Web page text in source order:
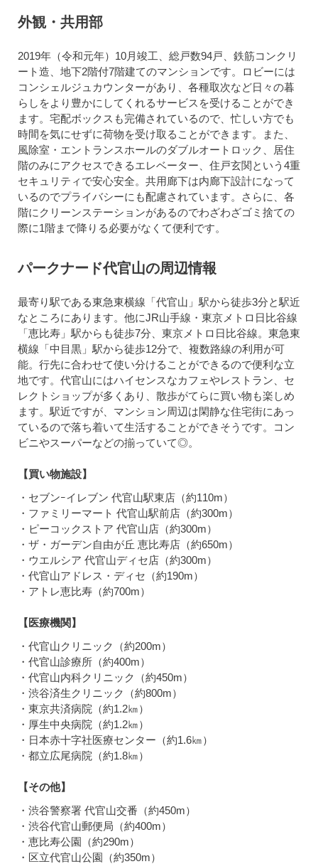
外観・共用部
2019年（令和元年）10月竣工、総戸数94戸、鉄筋コンクリ
ート造、地下2階付7階建てのマンションです。ロビーには
コンシェルジュカウンターがあり、各種取次など日々の暮
らしをより豊かにしてくれるサービスを受けることができ
ます。宅配ボックスも完備されているので、忙しい方でも
時間を気にせずに荷物を受け取ることができます。また、
風除室・エントランスホールのダブルオートロック、居住
階のみにアクセスできるエレベーター、住戸玄関という4重
セキュリティで安心安全。共用廊下は内廊下設計になって
いるのでプライバシーにも配慮されています。さらに、各
階にクリーンステーションがあるのでわざわざゴミ捨ての
際に1階まで降りる必要がなくて便利です。
パークナード代官山の周辺情報
最寄り駅である東急東横線「代官山」駅から徒歩3分と駅近
なところにあります。他にJR山手線・東京メトロ日比谷線
「恵比寿」駅からも徒歩7分、東京メトロ日比谷線。東急東
横線「中目黒」駅から徒歩12分で、複数路線の利用が可
能。行先に合わせて使い分けることができるので便利な立
地です。代官山にはハイセンスなカフェやレストラン、セ
レクトショップが多くあり、散歩がてらに買い物も楽しめ
ます。駅近ですが、マンション周辺は閑静な住宅街にあっ
ているので落ち着いて生活することができそうです。コン
ビニやスーパーなどの揃っていて◎。
【買い物施設】
・セブンｰイレブン 代官山駅東店（約110m）
・ファミリーマート 代官山駅前店（約300m）
・ピーコックストア 代官山店（約300m）
・ザ・ガーデン自由が丘 恵比寿店（約650m）
・ウエルシア 代官山ディセ店（約300m）
・代官山アドレス・ディセ（約190m）
・アトレ恵比寿（約700m）
【医療機関】
・代官山クリニック（約200m）
・代官山診療所（約400m）
・代官山内科クリニック（約450m）
・渋谷済生クリニック（約800m）
・東京共済病院（約1.2㎞）
・厚生中央病院（約1.2㎞）
・日本赤十字社医療センター（約1.6㎞）
・都立広尾病院（約1.8㎞）
【その他】
・渋谷警察署 代官山交番（約450m）
・渋谷代官山郵便局（約400m）
・恵比寿公園（約290m）
・区立代官山公園（約350m）